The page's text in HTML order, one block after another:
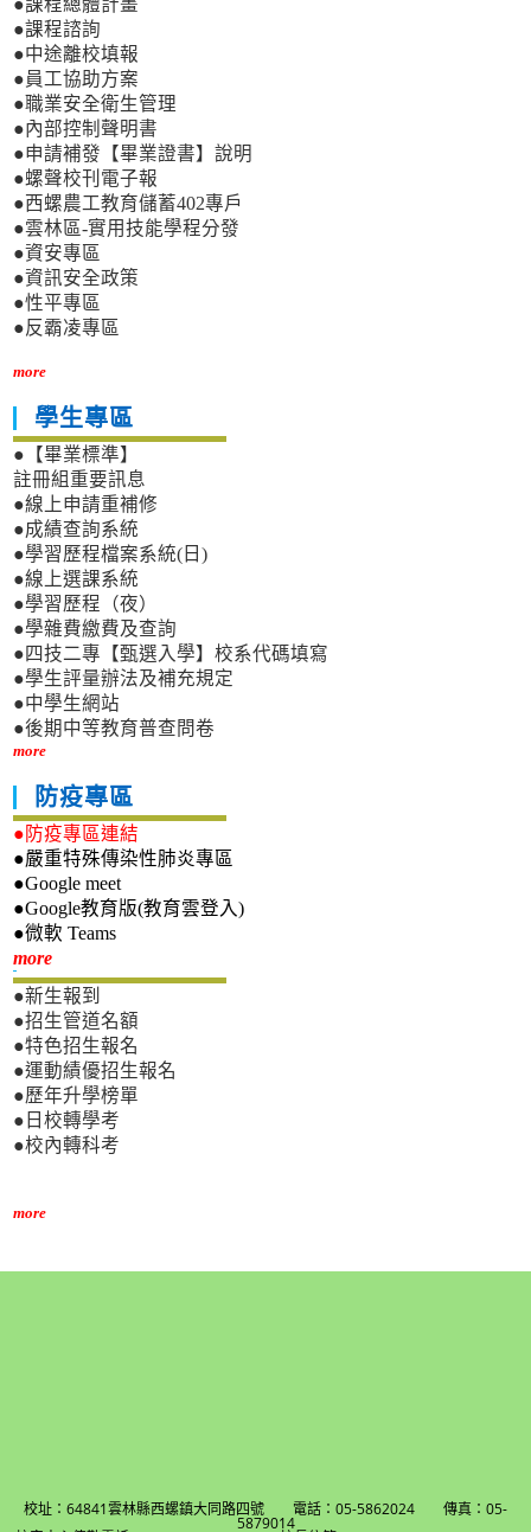
●課程總體計畫
●課程諮詢
●中途離校填報
●員工協助方案
●職業安全衛生管理
●內部控制聲明書
●申請補發【畢業證書】說明
●螺聲校刊電子報
●西螺農工教育儲蓄402專戶
●雲林區-實用技能學程分發
●資安專區
●資訊安全政策
●性平專區
●反霸凌專區
more
學生專區
●【畢業標準】
註冊組重要訊息
●線上申請重補修
●成績查詢系統
●學習歷程檔案系統(日)
●線上選課系統
●學習歷程（夜）
●學雜費繳費及查詢
●四技二專【甄選入學】校系代碼填寫
●學生評量辦法及補充規定
●中學生網站
●後期中等教育普查問卷
more
防疫專區
●防疫專區連結
●嚴重特殊傳染性肺炎專區
●Google meet
●Google教育版(教育雲登入)
●微軟 Teams
more新生專區
●新生報到
●招生管道名額
●特色招生報名
●運動績優招生報名
●歷年升學榜單
●日校轉學考
●校內轉科考
more
校址：64841雲林縣西螺鎮大同路四號 電話：05-5862024 傳真：05-
5879014